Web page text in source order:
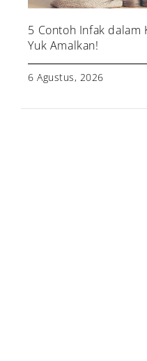
5 Contoh Infak dalam
Yuk Amalkan!
6 Agustus, 2026